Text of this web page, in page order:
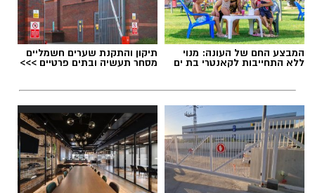
המבצע החם של העונה: מנוי
ללא התחייבות לקאנטרי בת ים
תיקון והתקנת שערים חשמליים
מסחר תעשיה ובתים פרטיים >>>